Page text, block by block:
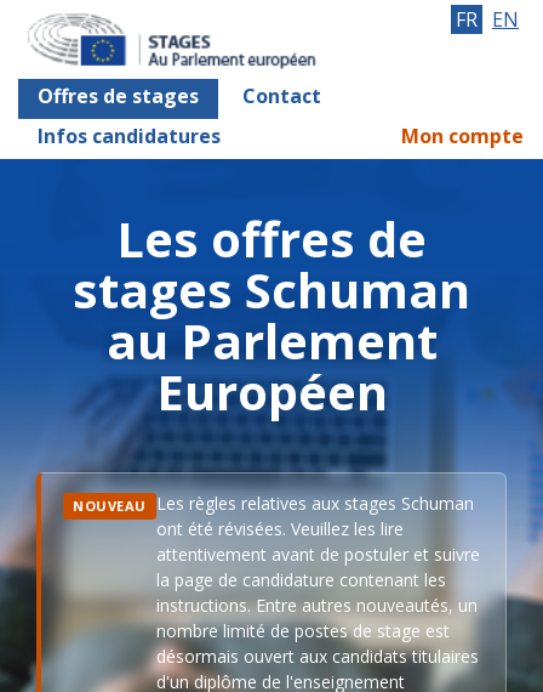
Offres de stages
Contact
Infos candidatures
FR EN
Mon compte
Les offres de
stages Schuman
au Parlement
Européen
NOUVEAU
Les règles relatives aux stages Schuman
ont été révisées. Veuillez les lire
attentivement avant de postuler et suivre
la page de candidature contenant les
instructions. Entre autres nouveautés, un
nombre limité de postes de stage est
désormais ouvert aux candidats titulaires
d'un diplôme de l'enseignement